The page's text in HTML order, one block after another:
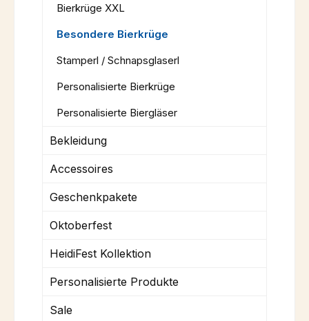
Bierkrüge XXL
Besondere Bierkrüge
Stamperl / Schnapsglaserl
Personalisierte Bierkrüge
Personalisierte Biergläser
Bekleidung
Accessoires
Geschenkpakete
Oktoberfest
HeidiFest Kollektion
Personalisierte Produkte
Sale